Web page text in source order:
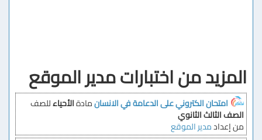
المزيد من اختبارات مدير الموقع
امتحان الكتروني على الدعامة في الانسانمادةالأحياءللصف
الصف الثالث الثانوي
من إعدادمدير الموقع